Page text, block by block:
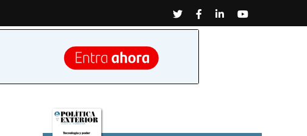
TwitterFacebook
LinkedinYoutube